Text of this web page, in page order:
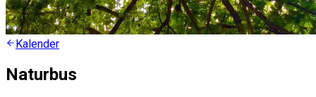
Kalender
Naturbus